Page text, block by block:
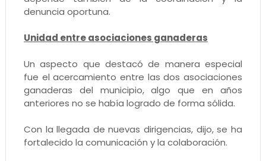
denuncia oportuna.
Unidad entre asociaciones ganaderas
Un aspecto que destacó de manera especial
fue el acercamiento entre las dos asociaciones
ganaderas del municipio, algo que en años
anteriores no se había logrado de forma sólida.
Con la llegada de nuevas dirigencias, dijo, se ha
fortalecido la comunicación y la colaboración.